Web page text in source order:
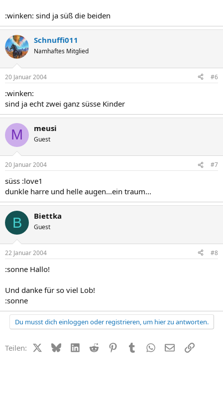
:winken: sind ja süß die beiden
Schnuffi011
Namhaftes Mitglied
20 Januar 2004 #6
:winken:
sind ja echt zwei ganz süsse Kinder
M meusi
Guest
20 Januar 2004 #7
süss :love1
dunkle harre und helle augen...ein traum...
B Biettka
Guest
22 Januar 2004 #8
:sonne Hallo!
Und danke für so viel Lob!
:sonne
Du musst dich einloggen oder registrieren, um hier zu antworten.
Teilen: X (Twitter)
BlueskyLinkedIn
Reddit PinterestTumblr WhatsApp
E-MailLink